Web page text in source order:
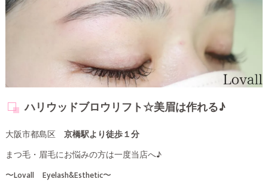
ハリウッドブロウリフト☆美眉は作れる♪
大阪市都島区 京橋駅より徒歩１分
まつ毛・眉毛にお悩みの方は一度当店へ♪
〜Lovall Eyelash&Esthetic〜